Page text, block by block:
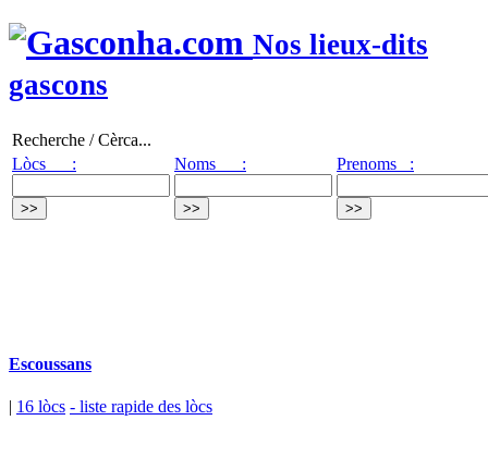
Nos lieux-dits
gascons
Recherche / Cèrca...
Lòcs :
Noms : Prenoms :
Escoussans
| 16 lòcs - liste rapide des lòcs